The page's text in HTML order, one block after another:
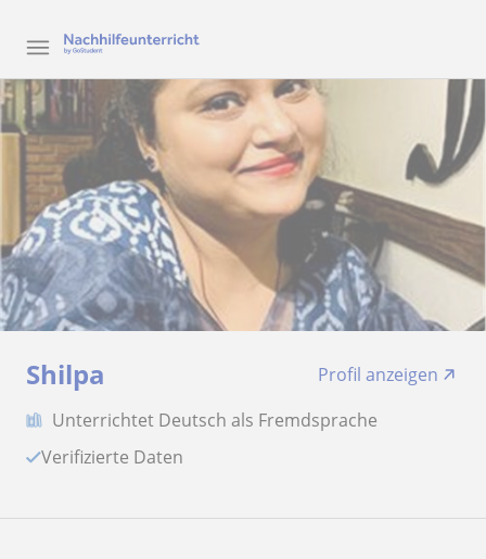
Shilpa
Profil anzeigen
Unterrichtet Deutsch als Fremdsprache
Verifizierte Daten